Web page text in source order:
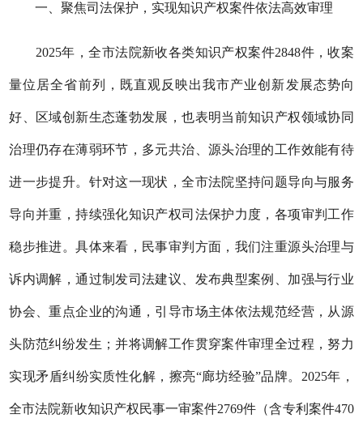
一、聚焦司法保护，实现知识产权案件依法高效审理
2025年，全市法院新收各类知识产权案件2848件，收案
量位居全省前列，既直观反映出我市产业创新发展态势向
好、区域创新生态蓬勃发展，也表明当前知识产权领域协同
治理仍存在薄弱环节，多元共治、源头治理的工作效能有待
进一步提升。针对这一现状，全市法院坚持问题导向与服务
导向并重，持续强化知识产权司法保护力度，各项审判工作
稳步推进。具体来看，民事审判方面，我们注重源头治理与
诉内调解，通过制发司法建议、发布典型案例、加强与行业
协会、重点企业的沟通，引导市场主体依法规范经营，从源
头防范纠纷发生；并将调解工作贯穿案件审理全过程，努力
实现矛盾纠纷实质性化解，擦亮“廊坊经验”品牌。2025年，
全市法院新收知识产权民事一审案件2769件（含专利案件470